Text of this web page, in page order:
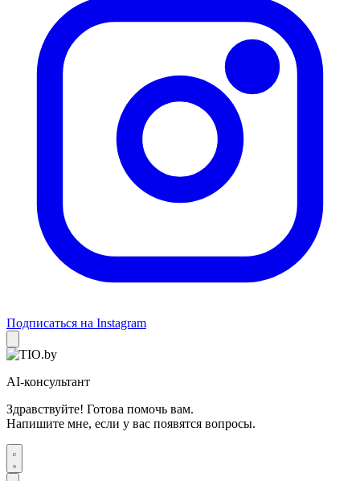
Подписаться на Instagram
AI-консультант
Здравствуйте! Готова помочь вам.
Напишите мне, если у вас появятся вопросы.